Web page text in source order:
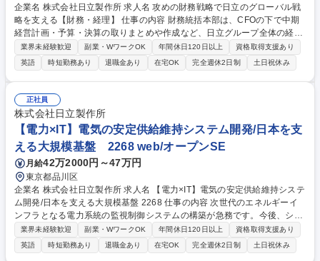
企業名 株式会社日立製作所 求人名 攻めの財務戦略で日立のグローバル戦
略を支える【財務・経理】 仕事の内容 財務統括本部は、CFOの下で中期
経営計画・予算・決算の取りまとめや作成など、日立グループ全体の経理
財務を統括する部署です。決算業務・管理会計業務のいずれかの担当から
スタートいただきます。 【決算業務(個別決算/連結決算)】■財務諸表の作
成■決算書の作成と準備■決算の相談役■公認会計士や社外監査委員に決算
書を提出■開示書類の作成【管理会計業務】■日立グループ全体の予算策定
■各ビジネスユニットや子会社の予算策定支援■目標達成に向けた取り組み
についての経営幹部との議論■内部報告を踏まえた外部報告(決算報告やInv
estor Day)ストーリーの検討 募集職種 攻めの財務戦略で日立のグローバル
戦略を支える【財務・経理】
業界未経験歓迎 副業・WワークOK 年間休日120日以上
資格取得支援あり
英語
時短勤務あり 退職金あり 在宅OK 完全週休2日制 土日祝休み
正社員
株式会社日立製作所
【電力×IT】電気の安定供給維持システム開発/日本を支
える大規模基盤 2268 web/オープンSE
月給42万2000円～47万円
東京都品川区
企業名 株式会社日立製作所 求人名 【電力×IT】電気の安定供給維持システ
ム開発/日本を支える大規模基盤 2268 仕事の内容 次世代のエネルギーイ
ンフラとなる電力系統の監視制御システムの構築が急務です。今後、シス
テム開発が断続的に実施されるため、これに追従し社会貢献を実現するた
めに設計開発をより加速できる方を募集します。 【魅力】・社会インフラ
を支える大規模基盤システム開発により、社会に安全、安心、快適、エコ
業界未経験歓迎 副業・WワークOK 年間休日120日以上
資格取得支援あり
英語
時短勤務あり 退職金あり 在宅OK 完全週休2日制 土日祝休み